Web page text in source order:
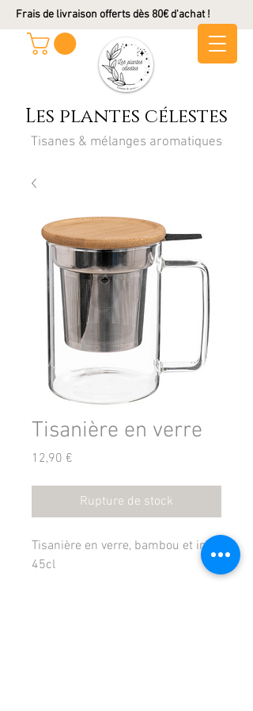
Frais de livraison offerts dès 80€ d'achat !
Les plantes célestes
Tisanes & mélanges aromatiques
Tisanière en verre
12,90 €
Rupture de stock
Tisanière en verre, bambou et inox
45cl